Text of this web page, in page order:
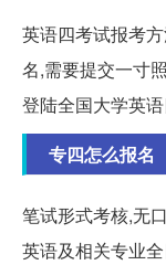
英语四考试报考
名,需要提交一寸
登陆全国大学英
专四怎么报名
笔试形式考核,无
英语及相关专业